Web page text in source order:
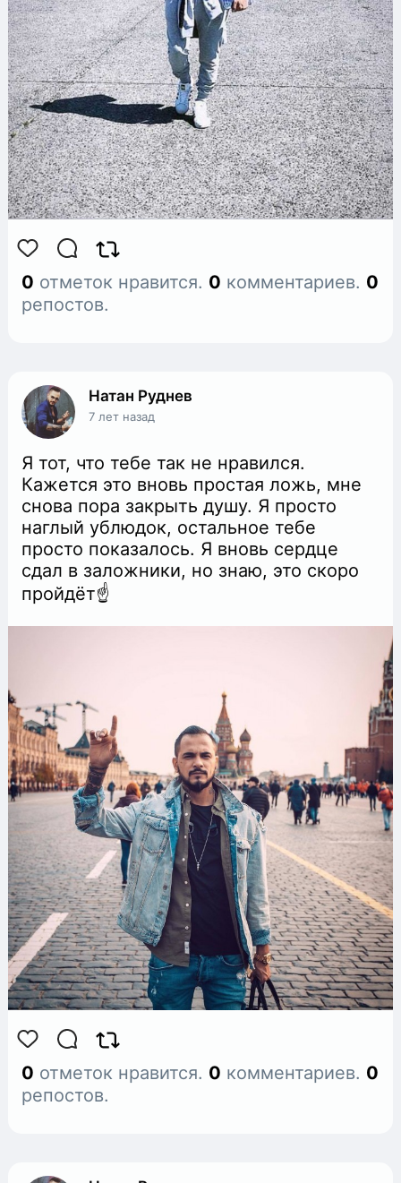
0 отметок нравится. 0 комментариев. 0
репостов.
Натан Руднев
7 лет назад
Я тот, что тебе так не нравился.
Кажется это вновь простая ложь, мне
снова пора закрыть душу. Я просто
наглый ублюдок, остальное тебе
просто показалось. Я вновь сердце
сдал в заложники, но знаю, это скоро
пройдёт☝️
0 отметок нравится. 0 комментариев. 0
репостов.